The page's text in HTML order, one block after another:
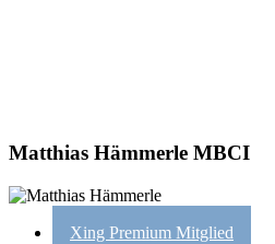
Matthias Hämmerle MBCI
Xing Premium Mitglied